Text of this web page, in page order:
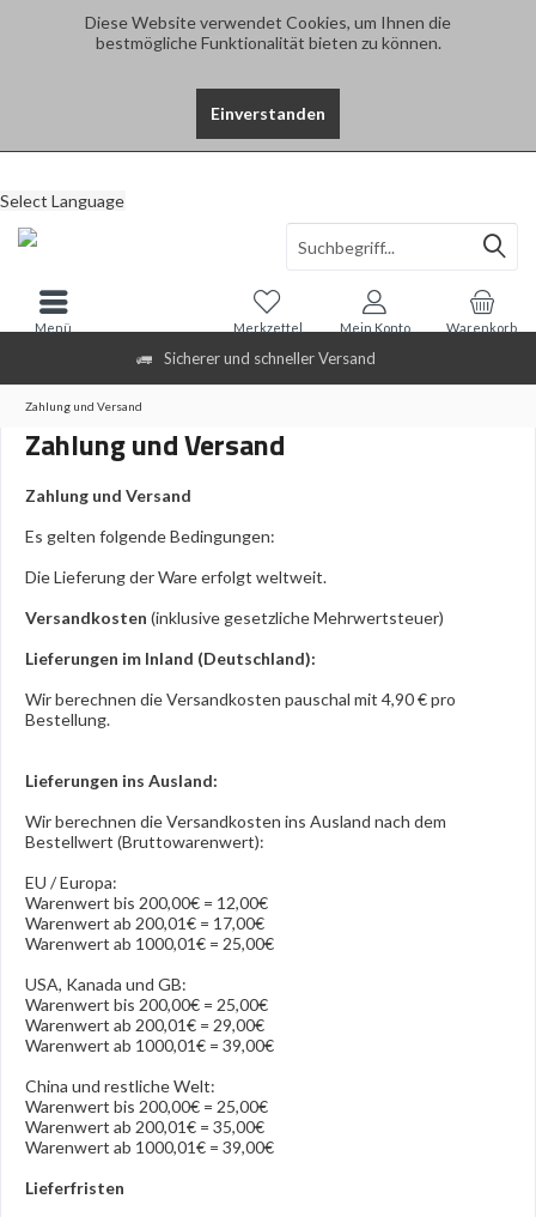
Diese Website verwendet Cookies, um Ihnen die
bestmögliche Funktionalität bieten zu können.
Einverstanden
Sicherer und schneller Versand
Select Language
Warenkorb
Merkzettel Mein Konto
Menü
Zahlung und Versand
Zahlung und Versand
Zahlung und Versand
Es gelten folgende Bedingungen:
Die Lieferung der Ware erfolgt weltweit.
Versandkosten (inklusive gesetzliche Mehrwertsteuer)
Lieferungen im Inland (Deutschland):
Wir berechnen die Versandkosten pauschal mit 4,90 € pro
Bestellung.
Lieferungen ins Ausland:
Wir berechnen die Versandkosten ins Ausland nach dem
Bestellwert (Bruttowarenwert):
EU / Europa:
Warenwert bis 200,00€ = 12,00€
Warenwert ab 200,01€ = 17,00€
Warenwert ab 1000,01€ = 25,00€
USA, Kanada und GB:
Warenwert bis 200,00€ = 25,00€
Warenwert ab 200,01€ = 29,00€
Warenwert ab 1000,01€ = 39,00€
China und restliche Welt:
Warenwert bis 200,00€ = 25,00€
Warenwert ab 200,01€ = 35,00€
Warenwert ab 1000,01€ = 39,00€
Lieferfristen